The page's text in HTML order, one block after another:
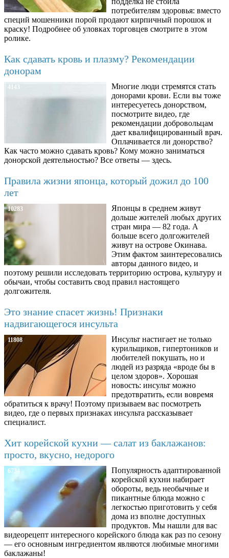
потребителям здоровья: вместо
специй мошенники порой продают кирпичный порошок и
краску! Подробнее об уловках торговцев смотрите в этом
ролике.
Как сдавать кровь и плазму? Рекомендации
донорам
4143
Многие люди стремятся стать
донорами крови. Если вы тоже
интересуетесь донорством,
посмотрите видео, где
рекомендации добровольцам
дает квалифицированный врач.
Оплачивается ли донорство?
Как часто можно сдавать кровь? Кому можно заниматься
донорской деятельностью? Все ответы — здесь.
Правила жизни японца, который дожил до 100
лет
10283
Японцы в среднем живут
дольше жителей любых других
стран мира — 82 года. А
больше всего долгожителей
живут на острове Окинава.
Этим фактом заинтересовались
авторы данного видео, и
поэтому решили исследовать территорию острова, культуру и
обычаи, чтобы составить свод правил настоящего
долгожителя.
Это знание спасет жизнь! Признаки
надвигающегося инсульта
11808
Инсульт настигает не только
курильщиков, гипертоников и
любителей покушать, но и
людей из разряда «вроде бы в
целом здоров». Хорошая
новость: инсульт можно
предотвратить, если вовремя
обратиться к врачу! Поэтому призываем вас посмотреть
видео, где о первых признаках инсульта рассказывает
специалист.
Хит корейской кухни — салат из баклажанов:
просто, вкусно, недорого
6734
Популярность адаптированной
корейской кухни набирает
обороты, ведь необычные и
пикантные блюда можно с
легкостью приготовить у себя
дома из вполне доступных
продуктов. Мы нашли для вас
видеорецепт интересного корейского блюда как раз по сезону
— его основным ингредиентом являются любимые многими
баклажаны!